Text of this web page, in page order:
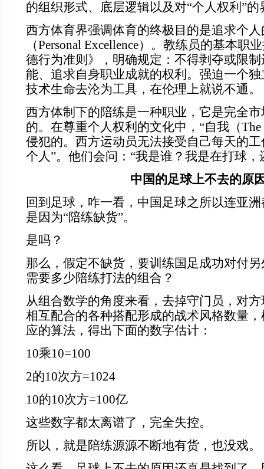
的组织形式、底层逻辑以及对“个人权利”
西方体育界强调体育的终极目的是追求个
（Personal Excellence）。教练员的基本职
德行为准则》，明确规定：不得剥夺或限
能、追求自身职业成就的权利。强迫一个
技术生命去沦为工具，在伦理上就说不通。
西方体制下的陪练是一种职业，它是完全
的。在尊重个人权利的文化中，“自我（
侵犯的。西方运动员无法接受自己每天的
个人”。他们会问：“我是谁？我是在打球，
中国的足球上不去的原
回到足球，咋一看，中国足球之所以连亚
是因为“陪练缺货”。
是吗？
那么，假定不缺货，要训练国足成功对付
需要多少陪练打法的组合？
从组合数学的角度来看，去掉守门员，对
相互配合的各种搭配形成的战术风格数量
应的算法，得出下面的数字估计：
10乘10=100
2的10次方=1024
10的10次方=100亿
这些数字都太离谱了，完全失控。
所以，就是陪练源源不断地有货，也没戏。